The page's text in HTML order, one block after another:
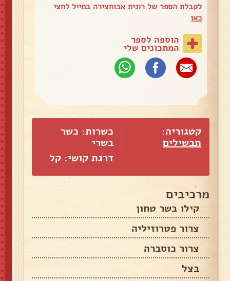
לקבלת הספר של רונית אבוחצירה במייללחצי
כאן
הוספה לספר
המתכונים שלי
קטגוריה:
תבשילים
כשרות: כשר
בשרי
דרגת קושי: קל
מרכיבים
קילו בשר טחון
צרור פטרוזיליה
צרור כוסברה
בצל